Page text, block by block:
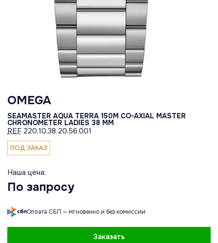
OMEGA
SEAMASTER AQUA TERRA 150M CO-AXIAL MASTER
CHRONOMETER LADIES 38 MM
REF 220.10.38.20.56.001
ПОД ЗАКАЗ
Наша цена:
По запросу
Оплата СБП — мгновенно и без комиссии
Заказать